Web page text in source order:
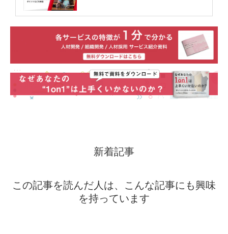
新着記事
この記事を読んだ人は、こんな記事にも興味
を持っています